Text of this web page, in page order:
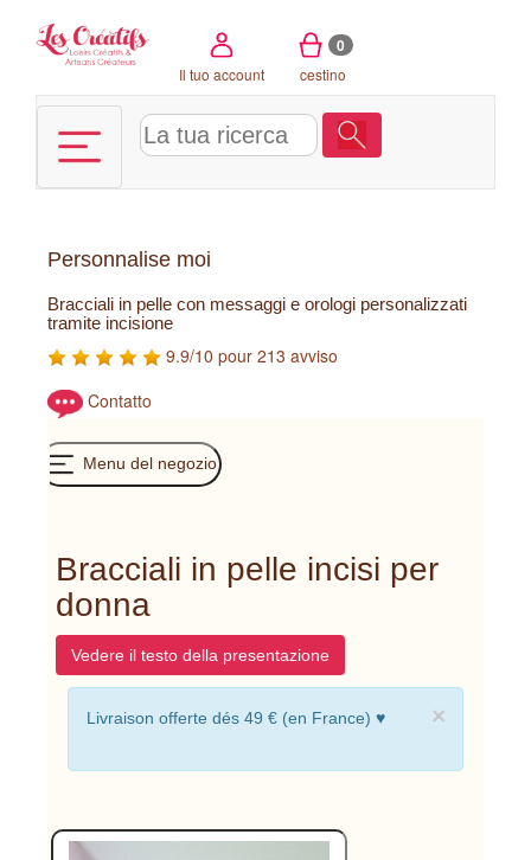
Il tuo account
0
cestino
Personnalise moi
Bracciali in pelle con messaggi e orologi personalizzati
tramite incisione
9.9/10 pour 213 avviso
Contatto
Menu del negozio
Bracciali in pelle incisi per
donna
Vedere il testo della presentazione
×
Livraison offerte dés 49 € (en France) ♥